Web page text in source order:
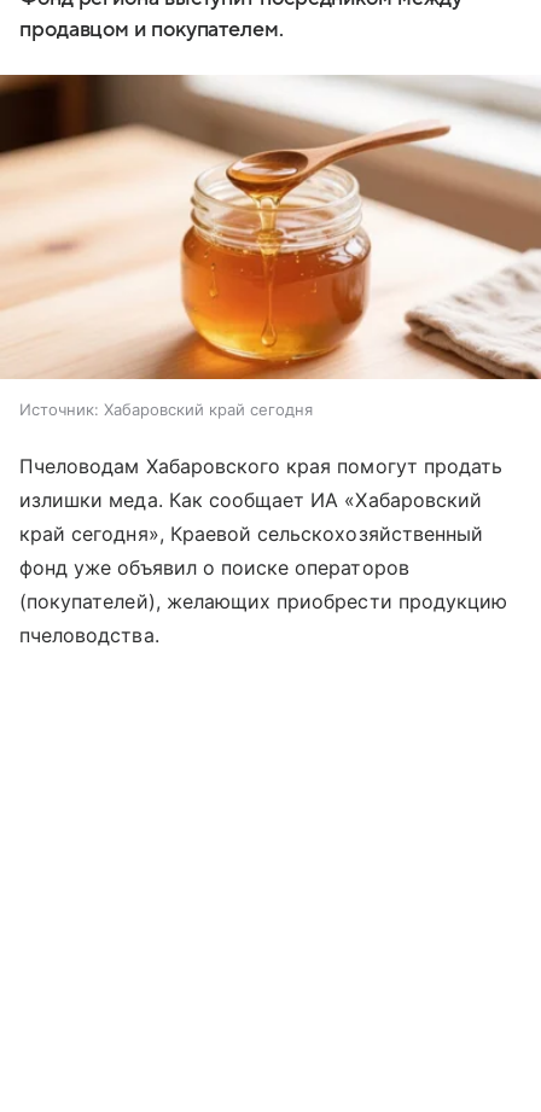
продавцом и покупателем.
Источник: Хабаровский край сегодня
Пчеловодам Хабаровского края помогут продать
излишки меда. Как сообщает ИА «Хабаровский
край сегодня», Краевой сельскохозяйственный
фонд уже объявил о поиске операторов
(покупателей), желающих приобрести продукцию
пчеловодства.